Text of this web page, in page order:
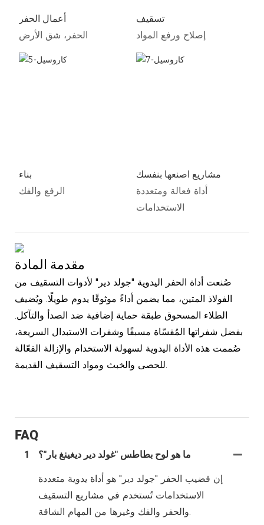
أعمال الحفر
الحفر، شق الأرض
تسقيف
إصلاح ورفع المواد
بناء
الرفع والفك
مشاريع اصنعها بنفسك
أداة فعالة ومتعددة
الاستخدامات
مقدمة المادة
صُنعت أداة الحفر اليدوية "جولد دير" لأدوات التسقيف من
الفولاذ المتين، مما يضمن أداءً موثوقًا يدوم طويلًا. ويُضيف
الطلاء المسحوق طبقة حماية إضافية ضد الصدأ والتآكل.
بفضل شفراتها المُقسّاة مسبقًا وشفرات الاستبدال السريعة،
صُممت هذه الأداة اليدوية لسهولة الاستخدام والإزالة الفعّالة
للحصى والخبث ومواد التسقيف القديمة.
FAQ
1 ما هو لوح بطاطس "غولد دير ديغينغ بار"؟
إن قضيب الحفر "جولد دير" هو أداة يدوية متعددة
الاستخدامات تُستخدم في مشاريع التسقيف
والحفر والفك وغيرها من المهام الشاقة.